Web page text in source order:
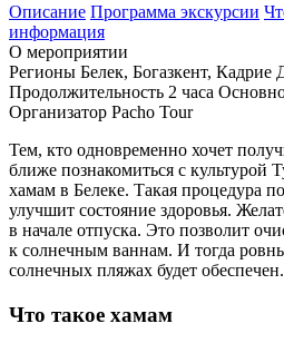
Описание Программа экскурсии
информация
О мероприятии
Регионы Белек, Богазкент, Кадрие
Продолжительность 2 часа
Организатор Pacho Tour
Тем, кто одновременно хочет
ближе познакомиться с культурой
хамам в Белеке. Такая процедура
улучшит состояние здоровья.
в начале отпуска. Это позволит
к солнечным ваннам. И тогда
солнечных пляжах будет обеспечен.
Что такое хамам